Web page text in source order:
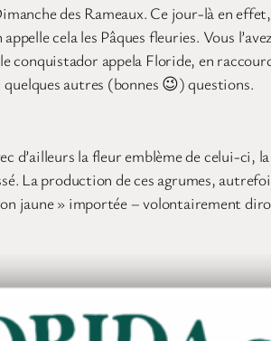
des Rameaux. Ce jour-là en
cela les Pâques fleuries. Vous
appela Floride, en
quelques autres (bonnes 😉) questions.
la fleur emblème de celui-ci,
production de ces agrumes,
jaune » importée – volontairement